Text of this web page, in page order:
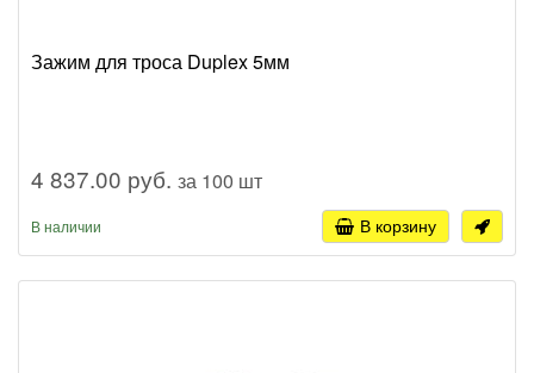
Зажим для троса Duplex 5мм
4 837.00 руб. за 100 шт
В наличии В корзину